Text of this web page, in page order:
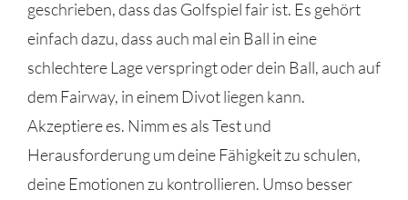
geschrieben, dass das Golfspiel fair ist. Es gehört
einfach dazu, dass auch mal ein Ball in eine
schlechtere Lage verspringt oder dein Ball, auch auf
dem Fairway, in einem Divot liegen kann.
Akzeptiere es. Nimm es als Test und
Herausforderung um deine Fähigkeit zu schulen,
deine Emotionen zu kontrollieren. Umso besser